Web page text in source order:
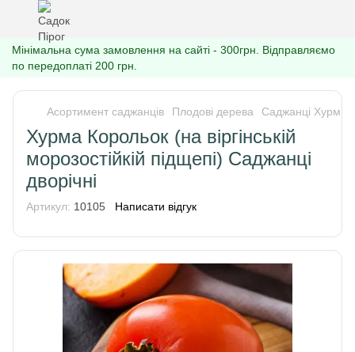
Мінімальна сума замовлення на сайті - 300грн. Відправляємо
по передоплаті 200 грн.
Асортимент саджанців Плодові дерева Саджанці Хурми
Хурма Корольок (на віргінській
морозостійкій підщепі) Саджанці
дворічні
Артикул: 10105 Написати відгук